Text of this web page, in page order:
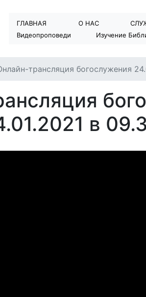
ГЛАВНАЯ О НАС
Видеопроповеди
Изучение
трансляция богослужения
в